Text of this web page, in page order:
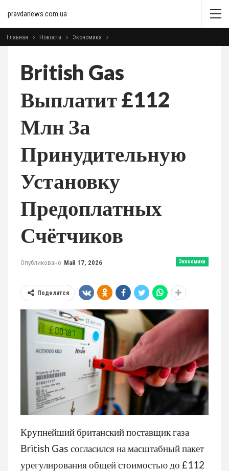
pravdanews.com.ua
Главная Новости Экономика
British Gas
Выплатит £112
Млн За
Принудительную
Установку
Предоплатных
Счётчиков
Экономика
Опубликовано Май 17, 2026
Поделится
Крупнейший британский поставщик газа
British Gas согласился на масштабный пакет
урегулирования общей стоимостью до £112